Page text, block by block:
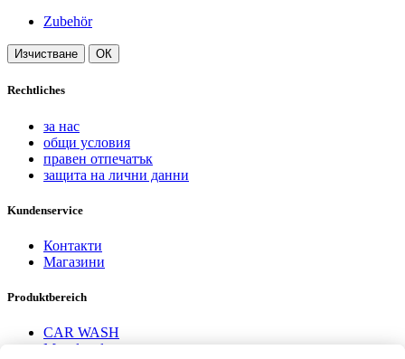
Zubehör
Изчистване ОК
Rechtliches
за нас
общи условия
правен отпечатък
защита на лични данни
Kundenservice
Контакти
Магазини
Produktbereich
CAR WASH
Mavel reels